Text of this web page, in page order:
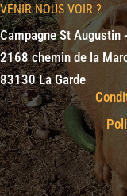
VENIR NOUS VOIR ?
Campagne St Augustin
2168 chemin de la
83130 La Garde